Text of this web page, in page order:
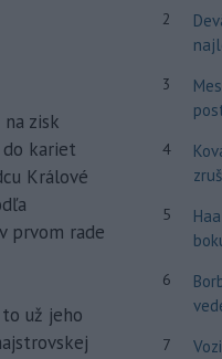
zisk
do kariet
Králové
prvom rade
už jeho
2
3
4
5
6
7